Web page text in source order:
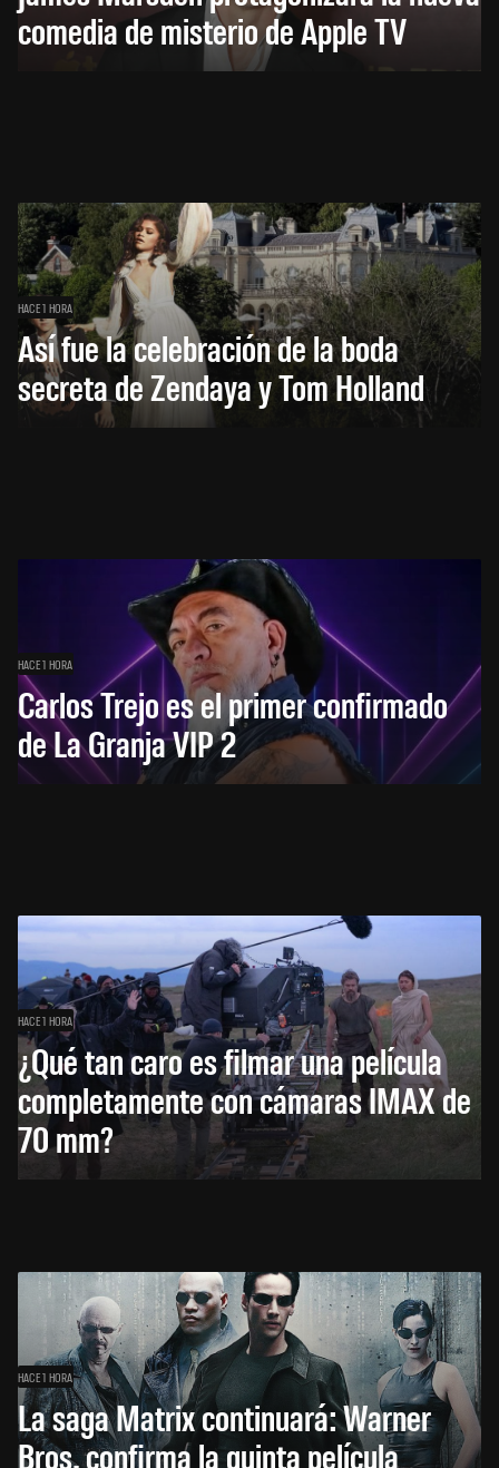
comedia de misterio de Apple TV
HACE 1 HORA
Así fue la celebración de la boda
secreta de Zendaya y Tom Holland
HACE 1 HORA
Carlos Trejo es el primer confirmado
de La Granja VIP 2
HACE 1 HORA
¿Qué tan caro es filmar una película
completamente con cámaras IMAX de
70 mm?
HACE 1 HORA
La saga Matrix continuará: Warner
Bros. confirma la quinta película